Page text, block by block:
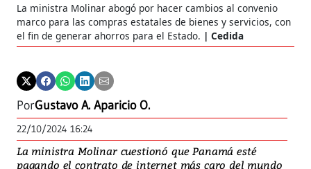
La ministra Molinar abogó por hacer cambios al convenio
marco para las compras estatales de bienes y servicios, con
el fin de generar ahorros para el Estado.
Cedida
PorGustavo A. Aparicio O.
22/10/2024 16:24
La ministra Molinar cuestionó que Panamá esté
pagando el contrato de internet más caro del mundo